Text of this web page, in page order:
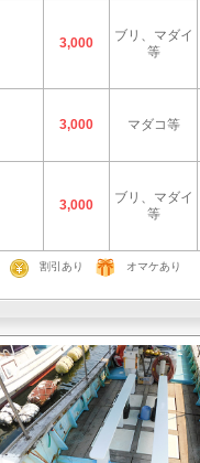
3,000
ブリ、マダイ
等
3,000 マダコ等
3,000
ブリ、マダイ
等
割引あり オマケあり